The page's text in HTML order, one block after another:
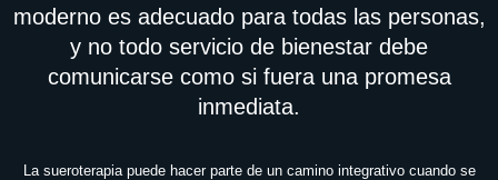
moderno es adecuado para todas las personas,
y no todo servicio de bienestar debe
comunicarse como si fuera una promesa
inmediata.
La sueroterapia puede hacer parte de un camino integrativo cuando se